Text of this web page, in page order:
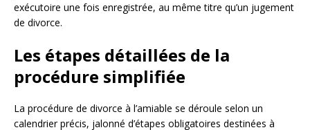
exécutoire une fois enregistrée, au même titre qu’un jugement
de divorce.
Les étapes détaillées de la
procédure simplifiée
La procédure de divorce à l’amiable se déroule selon un
calendrier précis, jalonné d’étapes obligatoires destinées à